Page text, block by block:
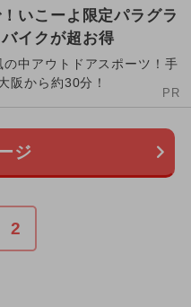
いこーよ限定パラグラ
イクが超お得
の中アウトドアスポーツ！手
阪から約30分！
PR
ジ
2